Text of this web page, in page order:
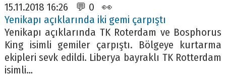
15.11.2018 16:26 💬 0 👀
Yenikapı açıklarında iki gemi çarpıştı
Yenikapı açıklarında TK Roterdam ve Bosphorus
King isimli gemiler çarpıştı. Bölgeye kurtarma
ekipleri sevk edildi. Liberya bayraklı TK Rotterdam
isimli…